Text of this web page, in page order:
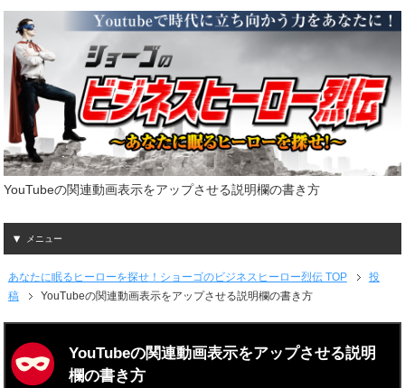
YouTubeの関連動画表示をアップさせる説明欄の書き方
メニュー
あなたに眠るヒーローを探せ！ショーゴのビジネスヒーロー烈伝 TOP
投
稿
YouTubeの関連動画表示をアップさせる説明欄の書き方
YouTubeの関連動画表示をアップさせる説明
欄の書き方